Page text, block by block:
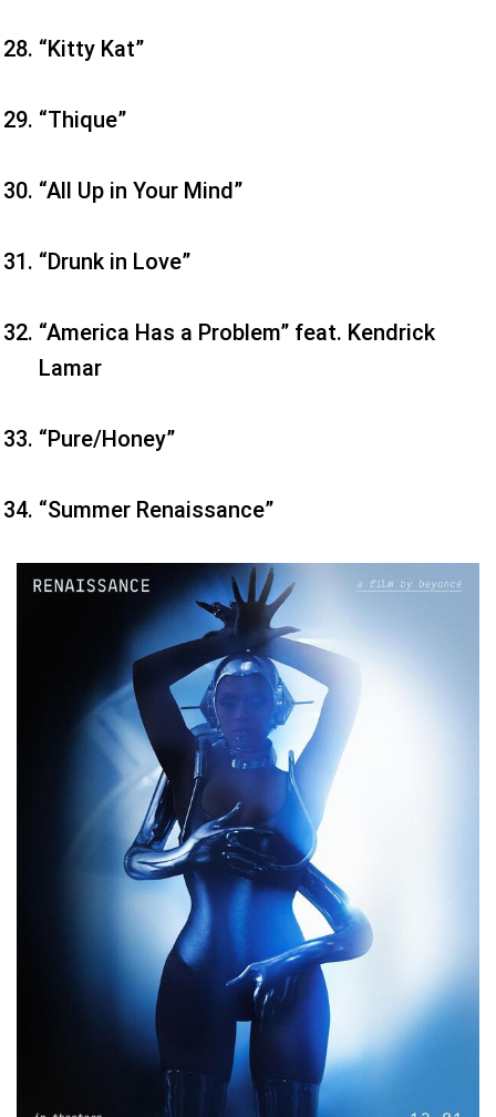
“Kitty Kat”
“Thique”
“All Up in Your Mind”
“Drunk in Love”
“America Has a Problem” feat. Kendrick
Lamar
“Pure/Honey”
“Summer Renaissance”